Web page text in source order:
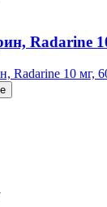
Radarine